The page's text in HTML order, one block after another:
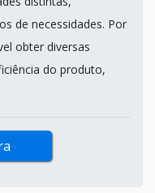
de necessidades. Por
obter diversas
do produto,